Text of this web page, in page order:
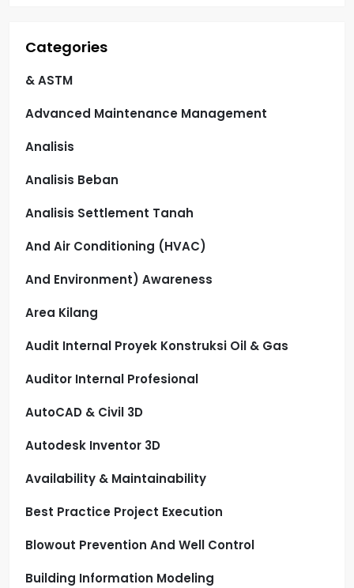
Categories
& ASTM
Advanced Maintenance Management
Analisis
Analisis Beban
Analisis Settlement Tanah
And Air Conditioning (HVAC)
And Environment) Awareness
Area Kilang
Audit Internal Proyek Konstruksi Oil & Gas
Auditor Internal Profesional
AutoCAD & Civil 3D
Autodesk Inventor 3D
Availability & Maintainability
Best Practice Project Execution
Blowout Prevention And Well Control
Building Information Modeling